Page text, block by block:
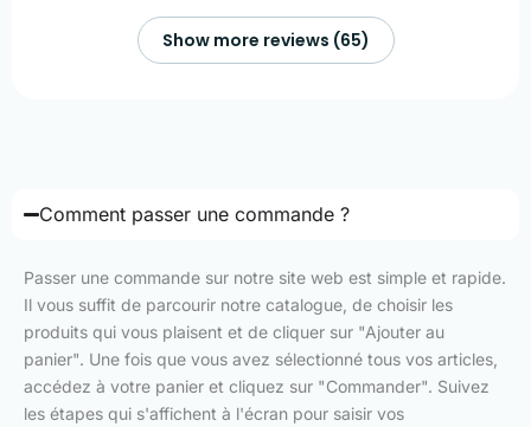
Show more reviews (65)
Comment passer une commande ?
Passer une commande sur notre site web est simple et rapide.
Il vous suffit de parcourir notre catalogue, de choisir les
produits qui vous plaisent et de cliquer sur "Ajouter au
panier". Une fois que vous avez sélectionné tous vos articles,
accédez à votre panier et cliquez sur "Commander". Suivez
les étapes qui s'affichent à l'écran pour saisir vos